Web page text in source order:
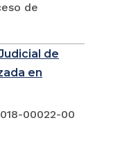
de
de
en
00022-00